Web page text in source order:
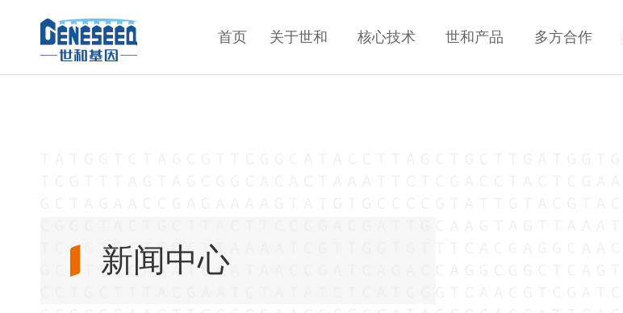
首页 关于世和 核心技术 世和产品 多方合作
新闻中心